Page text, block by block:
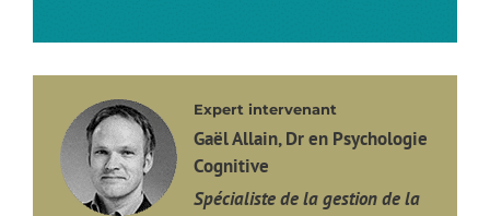
Expert intervenant
Gaël Allain, Dr en Psychologie
Cognitive
Spécialiste de la gestion de la